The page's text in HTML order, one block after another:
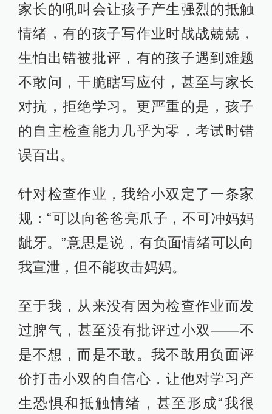
家长的吼叫会让孩子产生强烈的抵触
情绪，有的孩子写作业时战战兢兢，
生怕出错被批评，有的孩子遇到难题
不敢问，干脆瞎写应付，甚至与家长
对抗，拒绝学习。更严重的是，孩子
的自主检查能力几乎为零，考试时错
误百出。
针对检查作业，我给小双定了一条家
规：“可以向爸爸亮爪子，不可冲妈妈
龇牙。”意思是说，有负面情绪可以向
我宣泄，但不能攻击妈妈。
至于我，从来没有因为检查作业而发
过脾气，甚至没有批评过小双——不
是不想，而是不敢。我不敢用负面评
价打击小双的自信心，让他对学习产
生恐惧和抵触情绪，甚至形成“我很